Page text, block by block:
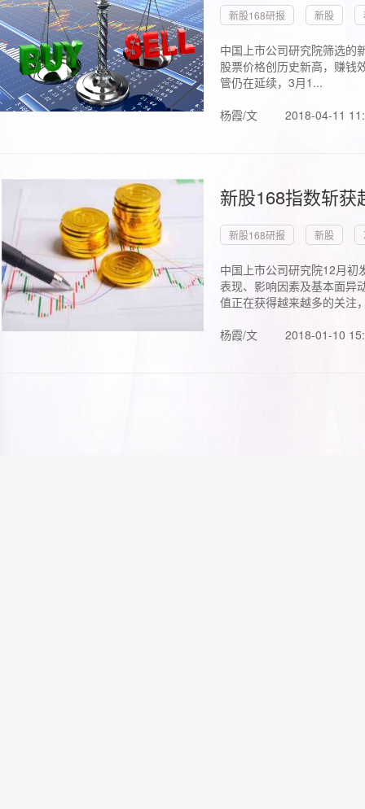
新股168研报 新股
中国上市公司研究院筛选的
股票价格创历史新高，赚钱
管仍在延续，3月1...
杨霞/文
2018-04-11
新股168指数斩
新股168研报 新股
中国上市公司研究院12月初
表现、影响因素及基本面异
值正在获得越来越多的关注
杨霞/文
2018-01-10